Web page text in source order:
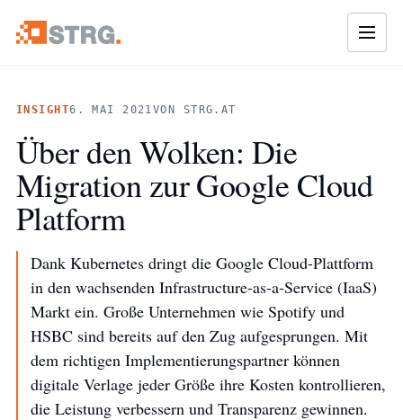
INSIGHT6. MAI 2021VON STRG.AT
Über den Wolken: Die
Migration zur Google Cloud
Platform
Dank Kubernetes dringt die Google Cloud-Plattform
in den wachsenden Infrastructure-as-a-Service (IaaS)
Markt ein. Große Unternehmen wie Spotify und
HSBC sind bereits auf den Zug aufgesprungen. Mit
dem richtigen Implementierungspartner können
digitale Verlage jeder Größe ihre Kosten kontrollieren,
die Leistung verbessern und Transparenz gewinnen.